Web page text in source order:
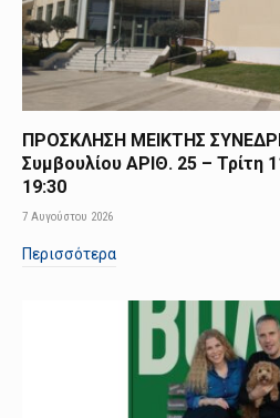
ΠΡΟΣΚΛΗΣΗ ΜΕΙΚΤΗΣ
Συμβουλίου ΑΡΙΘ. 25 – Τρίτη
19:30
7 Αυγούστου 2026
Περισσότερα